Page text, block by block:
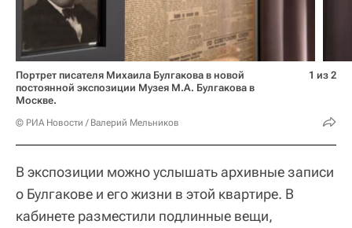
Портрет писателя Михаила Булгакова в новой
постоянной экспозиции Музея М.А. Булгакова в
Москве.
© РИА Новости / Валерий Мельников
1 из 2
В экспозиции можно услышать архивные записи
о Булгакове и его жизни в этой квартире. В
кабинете разместили подлинные вещи,